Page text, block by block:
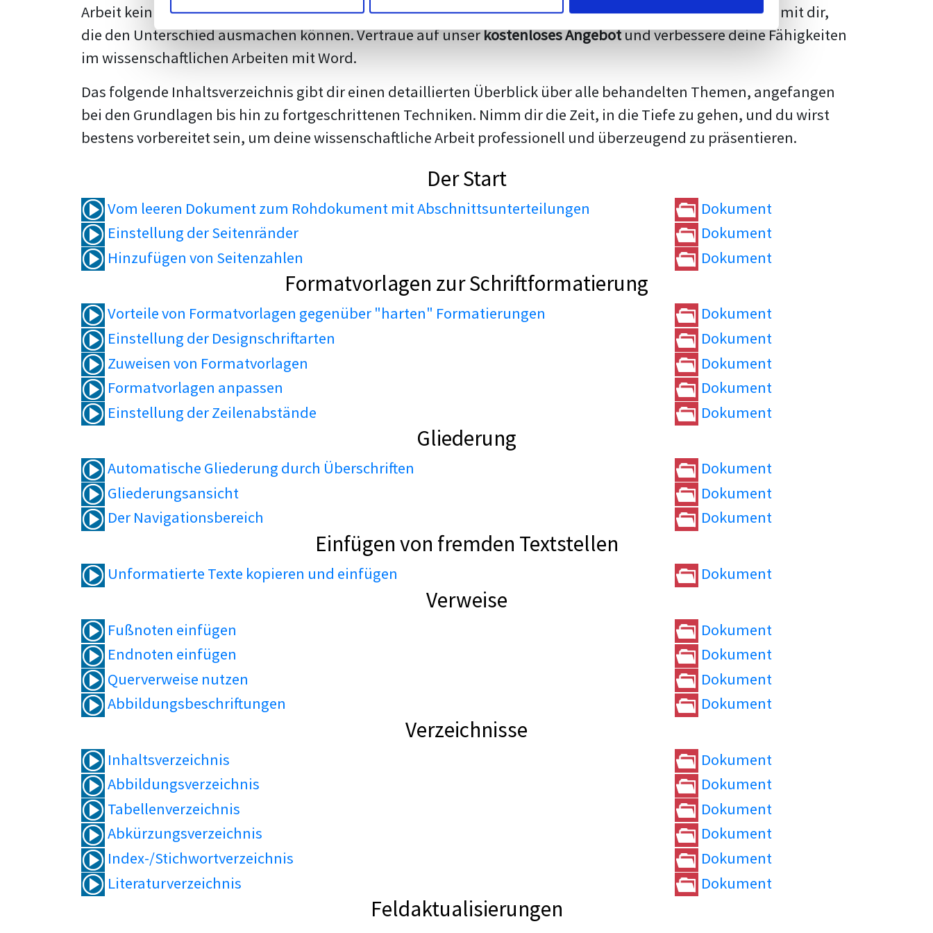
Arbeit kein Problem mehr für dich darstellen. Unsere erfahrenen Trainer teilen wertvolleTipps und Tricks
mit dir,
die den Unterschied ausmachen können. Vertraue auf unserkostenloses Angebotund verbessere deine Fähigkeiten
im wissenschaftlichen Arbeiten mit Word.
Das folgende Inhaltsverzeichnis gibt dir einen detaillierten Überblick über alle behandelten Themen, angefangen
bei den Grundlagen bis hin zu fortgeschrittenen Techniken. Nimm dir die Zeit, in die Tiefe zu gehen, und du wirst
bestens vorbereitet sein, um deine wissenschaftliche Arbeit professionell und überzeugend zu präsentieren.
Der Start
Vom leeren Dokument zum Rohdokument mit Abschnittsunterteilungen
Dokument
Einstellung der Seitenränder
Dokument
Hinzufügen von Seitenzahlen
Dokument
Formatvorlagen zur Schriftformatierung
Vorteile von Formatvorlagen gegenüber "harten" Formatierungen
Dokument
Einstellung der Designschriftarten
Dokument
Zuweisen von Formatvorlagen
Dokument
Formatvorlagen anpassen
Dokument
Einstellung der Zeilenabstände
Dokument
Gliederung
Automatische Gliederung durch Überschriften
Dokument
Gliederungsansicht
Dokument
Der Navigationsbereich
Dokument
Einfügen von fremden Textstellen
Unformatierte Texte kopieren und einfügen Dokument
Verweise
Fußnoten einfügen
Dokument
Endnoten einfügen
Dokument
Querverweise nutzen
Dokument
Abbildungsbeschriftungen
Dokument
Verzeichnisse
Inhaltsverzeichnis
Dokument
Abbildungsverzeichnis
Dokument
Tabellenverzeichnis
Dokument
Abkürzungsverzeichnis
Dokument
Index-/Stichwortverzeichnis
Dokument
Literaturverzeichnis
Dokument
Feldaktualisierungen